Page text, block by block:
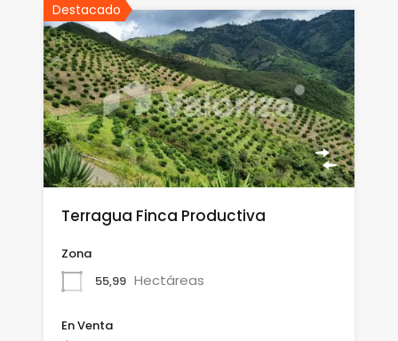
Destacado
Terragua Finca Productiva
Zona
55,99 Hectáreas
En Venta